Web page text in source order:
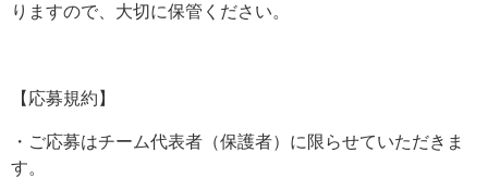
りますので、大切に保管ください。
【応募規約】
・ご応募はチーム代表者（保護者）に限らせていただきま
す。